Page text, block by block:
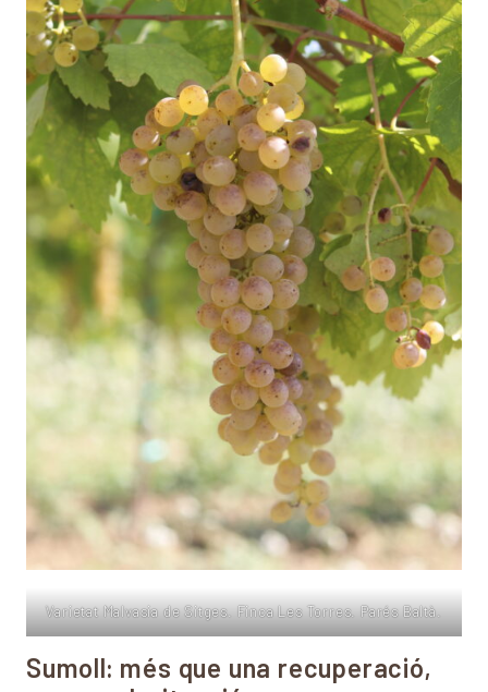
Varietat Malvasia de Sitges. Finca Les Torres. Parés Baltà.
Sumoll: més que una recuperació,